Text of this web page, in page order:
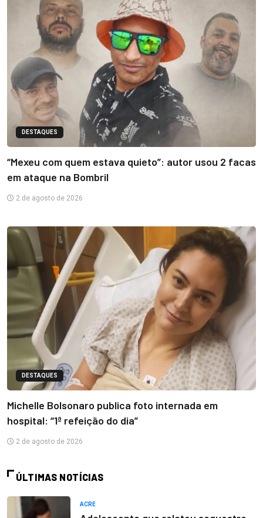
DESTAQUES
“Mexeu com quem estava quieto”: autor usou 2 facas
em ataque na Bombril
2 de agosto de 2026
DESTAQUES
Michelle Bolsonaro publica foto internada em
hospital: “1ª refeição do dia”
2 de agosto de 2026
ÚLTIMAS NOTÍCIAS
ACRE